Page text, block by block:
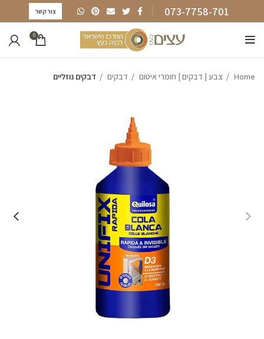
073-7758-701 צור קשר
0
Home צבע | דבקים | חומרי איטום דבקים דבקים נוזליים